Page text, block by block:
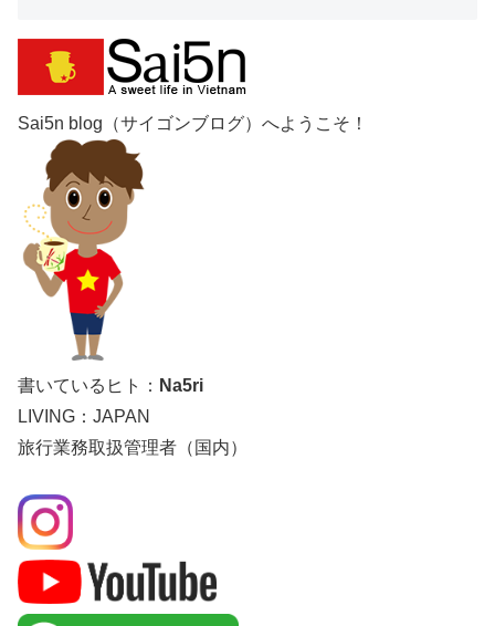
Sai5n blog（サイゴンブログ）へようこそ！
書いているヒト： Na5ri
LIVING：JAPAN
旅行業務取扱管理者（国内）